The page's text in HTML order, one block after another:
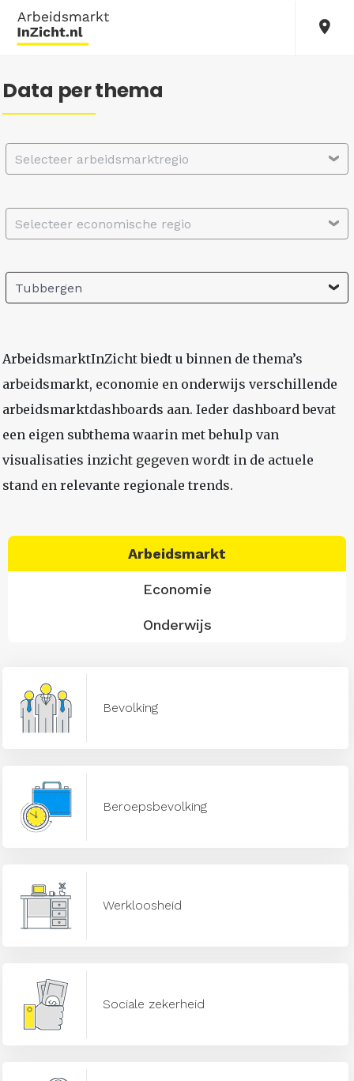
Data per thema
Selecteer arbeidsmarktregio
Selecteer economische regio
Tubbergen
ArbeidsmarktInZicht biedt u binnen de thema’s
arbeidsmarkt, economie en onderwijs verschillende
arbeidsmarktdashboards aan. Ieder dashboard bevat
een eigen subthema waarin met behulp van
visualisaties inzicht gegeven wordt in de actuele
stand en relevante regionale trends.
Arbeidsmarkt
Economie
Onderwijs
Bevolking
Beroepsbevolking
Werkloosheid
Sociale zekerheid